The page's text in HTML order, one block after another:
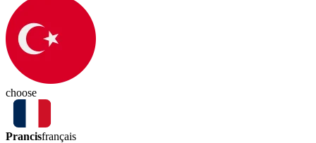
choose
Prancisfrançais